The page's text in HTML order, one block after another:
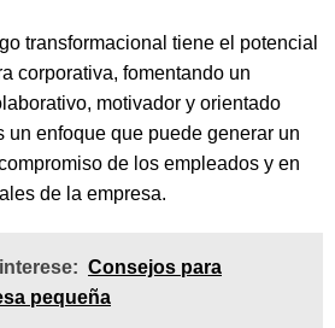
transformacional tiene el potencial
corporativa, fomentando un
motivador y orientado
un enfoque que puede generar un
de los empleados y en
de la empresa.
Consejos para
pequeña